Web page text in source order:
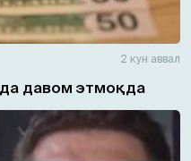
2 кун аввал
давом этмоқда